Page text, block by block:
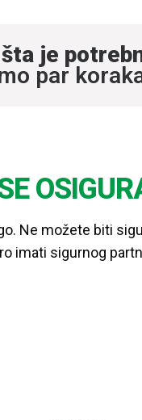
je
par
Ne možete biti
imati sigurnog